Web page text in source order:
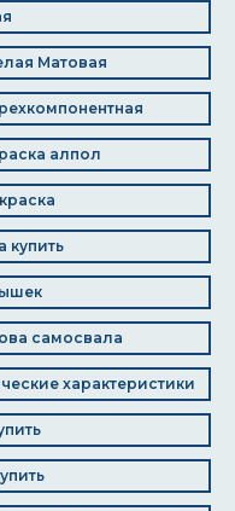
Матовая
алпол
купить
самосвала
характеристики